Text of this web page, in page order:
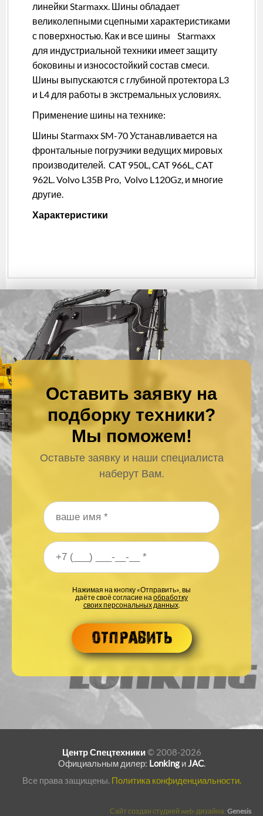
линейки Starmaxx. Шины обладает
великолепными сцепными характеристиками
с поверхностью. Как и все шины Starmaxx
для индустриальной техники имеет защиту
боковины и износостойкий состав смеси.
Шины выпускаются с глубиной протектора L3
и L4 для работы в экстремальных условиях.
Применение шины на технике:
Шины Starmaxx SM-70 Устанавливается на
фронтальные погрузчики ведущих мировых
производителей. CAT 950L, CAT 966L, CAT
962L. Volvo L35B Pro, Volvo L120Gz, и многие
другие.
Характеристики
Оставить заявку на
подборку техники?
Мы поможем!
Оставьте заявку и наши специалиста
наберут Вам.
Ваше имя*
Ваш номер телефона*
Нажимая на кнопку «Отправить», вы
даёте своё согласие наобработку
своих персональных данных.
Центр Спецтехники© 2008-2026
Официальным дилер: LonkingиJAC.
Все права защищены. Политика конфиденциальности.
Сайт создан студией web-дизайна: Genesis